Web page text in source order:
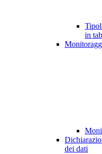
in
dei dati